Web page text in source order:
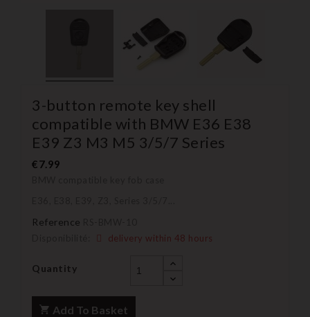
3-button remote key shell
compatible with BMW E36 E38
E39 Z3 M3 M5 3/5/7 Series
€7.99
Reference
delivery within 48 hours
Quantity
Add To Basket